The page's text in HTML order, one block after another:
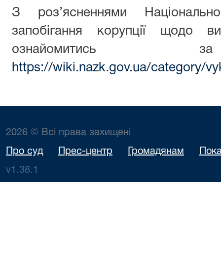
З роз’ясненнями
запобігання корупції щодо
ознайомитись
https://wiki.nazk.gov.ua/category/
2026 © Всі права захищені
Про суд Прес-центр Громадянам
v1.38.1